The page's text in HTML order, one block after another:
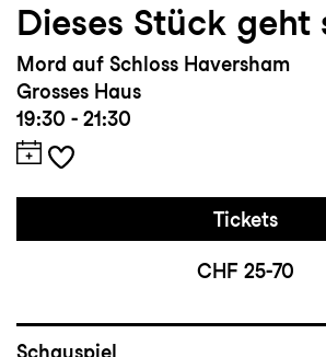
Dieses Stück geht
Mord auf Schloss Haversham
Grosses Haus
19:30 - 21:30
Tickets
CHF 25-70